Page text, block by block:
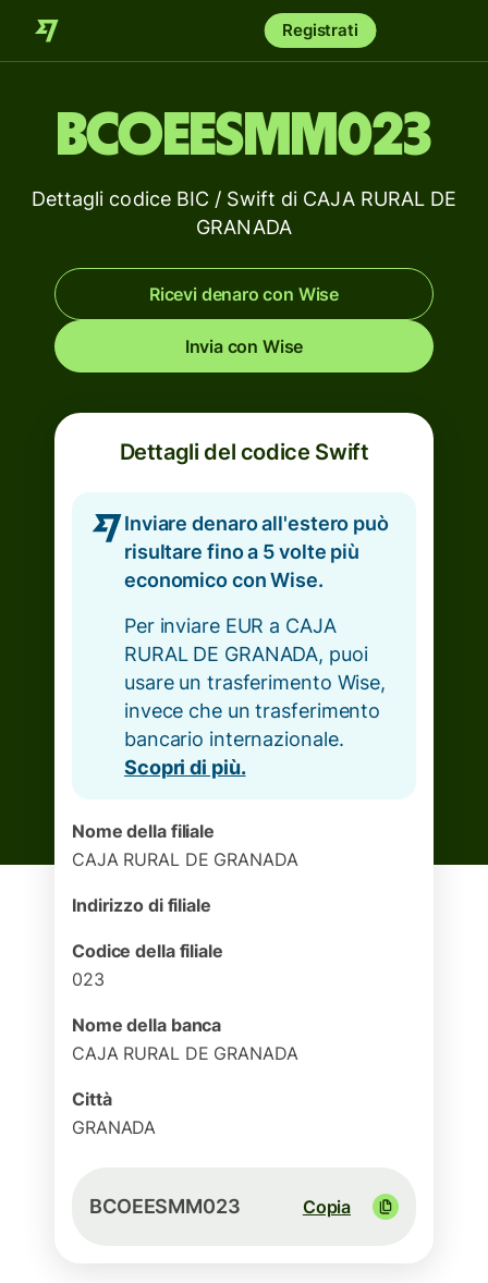
Registrati
BCOEESMM023
Dettagli codice BIC / Swift di CAJA RURAL DE
GRANADA
Ricevi denaro con Wise
Invia con Wise
Dettagli del codice Swift
Inviare denaro all'estero può
risultare fino a 5 volte più
economico con Wise.
Per inviare EUR a CAJA
RURAL DE GRANADA, puoi
usare un trasferimento Wise,
invece che un trasferimento
bancario internazionale.
Scopri di più.
Nome della filiale
CAJA RURAL DE GRANADA
Indirizzo di filiale
Codice della filiale
023
Nome della banca
CAJA RURAL DE GRANADA
Città
GRANADA
BCOEESMM023 Copia